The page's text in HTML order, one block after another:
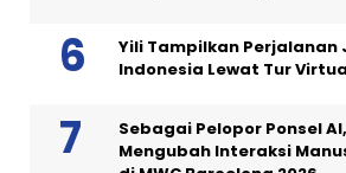
Yili Tampilkan Perjalanan
Indonesia Lewat Tur
Sebagai Pelopor Ponsel
Mengubah Interaksi